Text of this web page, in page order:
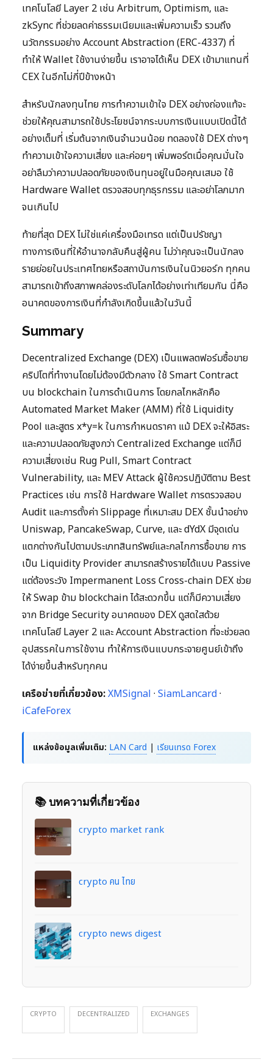
เทคโนโลยี Layer 2 เช่น Arbitrum, Optimism, และ
zkSync ที่ช่วยลดค่าธรรมเนียมและเพิ่มความเร็ว รวมถึง
นวัตกรรมอย่าง Account Abstraction (ERC-4337) ที่
ทำให้ Wallet ใช้งานง่ายขึ้น เราอาจได้เห็น DEX เข้ามาแทนที่
CEX ในอีกไม่กี่ปีข้างหน้า
สำหรับนักลงทุนไทย การทำความเข้าใจ DEX อย่างถ่องแท้จะ
ช่วยให้คุณสามารถใช้ประโยชน์จากระบบการเงินแบบเปิดนี้ได้
อย่างเต็มที่ เริ่มต้นจากเงินจำนวนน้อย ทดลองใช้ DEX ต่างๆ
ทำความเข้าใจความเสี่ยง และค่อยๆ เพิ่มพอร์ตเมื่อคุณมั่นใจ
อย่าลืมว่าความปลอดภัยของเงินทุนอยู่ในมือคุณเสมอ ใช้
Hardware Wallet ตรวจสอบทุกธุรกรรม และอย่าโลภมาก
จนเกินไป
ท้ายที่สุด DEX ไม่ใช่แค่เครื่องมือเทรด แต่เป็นปรัชญา
ทางการเงินที่ให้อำนาจกลับคืนสู่ผู้คน ไม่ว่าคุณจะเป็นนักลง
รายย่อยในประเทศไทยหรือสถาบันการเงินในนิวยอร์ก ทุกคน
สามารถเข้าถึงสภาพคล่องระดับโลกได้อย่างเท่าเทียมกัน นี่คือ
อนาคตของการเงินที่กำลังเกิดขึ้นแล้วในวันนี้
Summary
Decentralized Exchange (DEX) เป็นแพลตฟอร์มซื้อขาย
คริปโตที่ทำงานโดยไม่ต้องมีตัวกลาง ใช้ Smart Contract
บน blockchain ในการดำเนินการ โดยกลไกหลักคือ
Automated Market Maker (AMM) ที่ใช้ Liquidity
Pool และสูตร x*y=k ในการกำหนดราคา แม้ DEX จะให้อิสระ
และความปลอดภัยสูงกว่า Centralized Exchange แต่ก็มี
ความเสี่ยงเช่น Rug Pull, Smart Contract
Vulnerability, และ MEV Attack ผู้ใช้ควรปฏิบัติตาม Best
Practices เช่น การใช้ Hardware Wallet การตรวจสอบ
Audit และการตั้งค่า Slippage ที่เหมาะสม DEX ชั้นนำอย่าง
Uniswap, PancakeSwap, Curve, และ dYdX มีจุดเด่น
แตกต่างกันไปตามประเภทสินทรัพย์และกลไกการซื้อขาย การ
เป็น Liquidity Provider สามารถสร้างรายได้แบบ Passive
แต่ต้องระวัง Impermanent Loss Cross-chain DEX ช่วย
ให้ Swap ข้าม blockchain ได้สะดวกขึ้น แต่ก็มีความเสี่ยง
จาก Bridge Security อนาคตของ DEX ดูสดใสด้วย
เทคโนโลยี Layer 2 และ Account Abstraction ที่จะช่วยลด
อุปสรรคในการใช้งาน ทำให้การเงินแบบกระจายศูนย์เข้าถึง
ได้ง่ายขึ้นสำหรับทุกคน
เครือข่ายที่เกี่ยวข้อง:XMSignal · SiamLancard·
iCafeForex
แหล่งข้อมูลเพิ่มเติม: LAN Card | เรียนเทรด Forex
📚 บทความที่เกี่ยวข้อง
crypto market rank
crypto คน ไทย
crypto news digest
CRYPTO DECENTRALIZED EXCHANGES